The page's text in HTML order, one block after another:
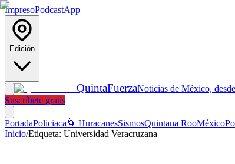
ImpresoPodcastApp
Edición
QuintaFuerzaNoticias de México,
Suscríbete gratis
PortadaPoliciaca 🌀 HuracanesSismosQuintana RooMéxico
Inicio/Etiqueta: Universidad Veracruzana